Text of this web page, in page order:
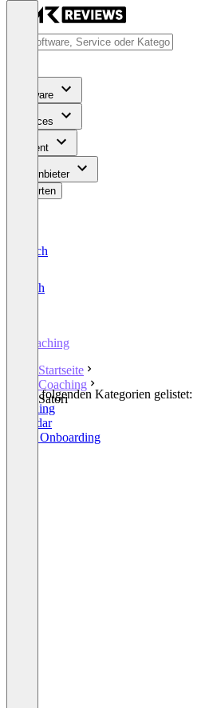
Software
Services
Content
Für Anbieter
Bewerten
Deutsch
English
Coaching
Startseite
Coaching
Satori
In den folgenden Kategorien gelistet:
Coaching
Calendar
Client Onboarding